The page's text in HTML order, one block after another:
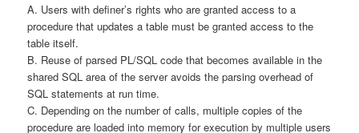
A. Users with definer’s rights who are granted access to a
procedure that updates a table must be granted access to the
table itself.
B. Reuse of parsed PL/SQL code that becomes available in the
shared SQL area of the server avoids the parsing overhead of
SQL statements at run time.
C. Depending on the number of calls, multiple copies of the
procedure are loaded into memory for execution by multiple users